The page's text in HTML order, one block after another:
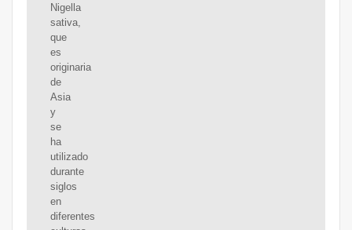
Nigella
sativa,
que
es
originaria
de
Asia
y
se
ha
utilizado
durante
siglos
en
diferentes